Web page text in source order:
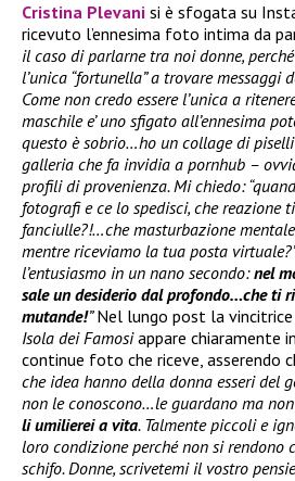
Cristina Plevani si è sfogata su
ricevuto l’ennesima foto intima da
il caso di parlarne tra noi donne,
l’unica “fortunella” a trovare messaggi
Come non credo essere l’unica a
maschile e’ uno sfigato all’ennesima
questo è sobrio…ho un collage di
galleria che fa invidia a pornhub –
profili di provenienza. Mi chiedo:
fotografi e ce lo spedisci, che reazione
fanciulle?!…che masturbazione
mentre riceviamo la tua posta
l’entusiasmo in un nano secondo:nel
sale un desiderio dal profondo…che ti
mutande!”Nel lungo post la vincitrice
Isola dei Famosiappare chiaramente
continue foto che riceve, asserendo
che idea hanno della donna esseri del
non le conoscono…le guardano ma
li umilierei a vita. Talmente piccoli e
loro condizione perché non si rendono
schifo. Donne, scrivetemi il vostro